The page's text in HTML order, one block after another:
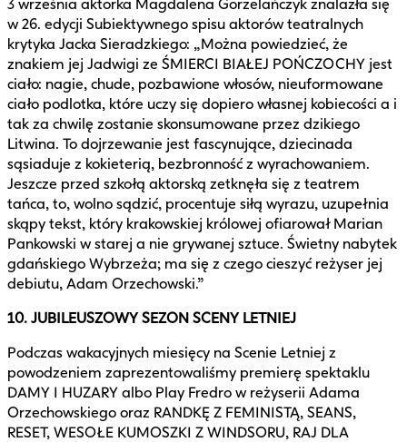
3 września aktorka Magdalena Gorzelańczyk znalazła się
w 26. edycji Subiektywnego spisu aktorów teatralnych
krytyka Jacka Sieradzkiego: „Można powiedzieć, że
znakiem jej Jadwigi ze ŚMIERCI BIAŁEJ POŃCZOCHY jest
ciało: nagie, chude, pozbawione włosów, nieuformowane
ciało podlotka, które uczy się dopiero własnej kobiecości a i
tak za chwilę zostanie skonsumowane przez dzikiego
Litwina. To dojrzewanie jest fascynujące, dziecinada
sąsiaduje z kokieterią, bezbronność z wyrachowaniem.
Jeszcze przed szkołą aktorską zetknęła się z teatrem
tańca, to, wolno sądzić, procentuje siłą wyrazu, uzupełnia
skąpy tekst, który krakowskiej królowej ofiarował Marian
Pankowski w starej a nie grywanej sztuce. Świetny nabytek
gdańskiego Wybrzeża; ma się z czego cieszyć reżyser jej
debiutu, Adam Orzechowski.”
10. JUBILEUSZOWY SEZON SCENY LETNIEJ
Podczas wakacyjnych miesięcy na Scenie Letniej z
powodzeniem zaprezentowaliśmy premierę spektaklu
DAMY I HUZARY albo Play Fredro w reżyserii Adama
Orzechowskiego oraz RANDKĘ Z FEMINISTĄ, SEANS,
RESET, WESOŁE KUMOSZKI Z WINDSORU, RAJ DLA